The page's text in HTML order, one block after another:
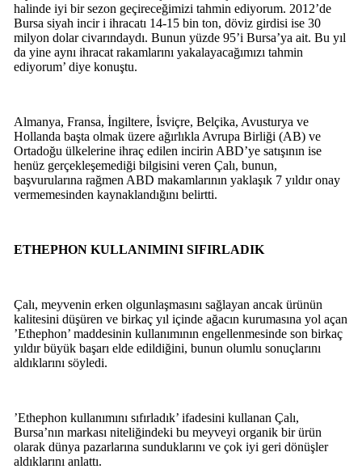
halinde iyi bir sezon geçireceğimizi tahmin ediyorum. 2012’de
Bursa siyah incir i ihracatı 14-15 bin ton, döviz girdisi ise 30
milyon dolar civarındaydı. Bunun yüzde 95’i Bursa’ya ait. Bu yıl
da yine aynı ihracat rakamlarını yakalayacağımızı tahmin
ediyorum’ diye konuştu.
Almanya, Fransa, İngiltere, İsviçre, Belçika, Avusturya ve
Hollanda başta olmak üzere ağırlıkla Avrupa Birliği (AB) ve
Ortadoğu ülkelerine ihraç edilen incirin ABD’ye satışının ise
henüz gerçekleşemediği bilgisini veren Çalı, bunun,
başvurularına rağmen ABD makamlarının yaklaşık 7 yıldır onay
vermemesinden kaynaklandığını belirtti.
ETHEPHON KULLANIMINI SIFIRLADIK
Çalı, meyvenin erken olgunlaşmasını sağlayan ancak ürünün
kalitesini düşüren ve birkaç yıl içinde ağacın kurumasına yol açan
’Ethephon’ maddesinin kullanımının engellenmesinde son birkaç
yıldır büyük başarı elde edildiğini, bunun olumlu sonuçlarını
aldıklarını söyledi.
’Ethephon kullanımını sıfırladık’ ifadesini kullanan Çalı,
Bursa’nın markası niteliğindeki bu meyveyi organik bir ürün
olarak dünya pazarlarına sunduklarını ve çok iyi geri dönüşler
aldıklarını anlattı.